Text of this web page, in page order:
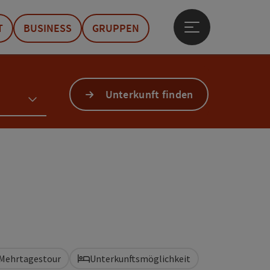
BUSINESS GRUPPEN
Hauptmenü öffnen
Unterkunft finden
Unterkunftsmöglichkeit